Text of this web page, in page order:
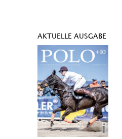
AKTUELLE AUSGABE